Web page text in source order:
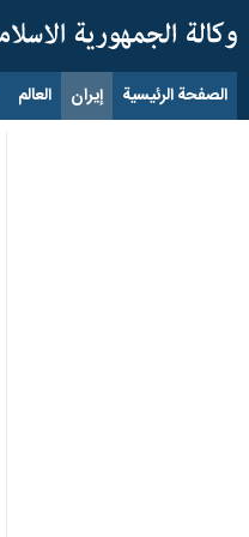
الصفحة الرئيسية إيران العالم